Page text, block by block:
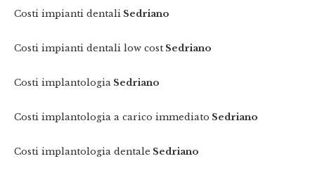
Costi impianti dentali Sedriano
Costi impianti dentali low cost Sedriano
Costi implantologia Sedriano
Costi implantologia a carico immediato Sedriano
Costi implantologia dentale Sedriano